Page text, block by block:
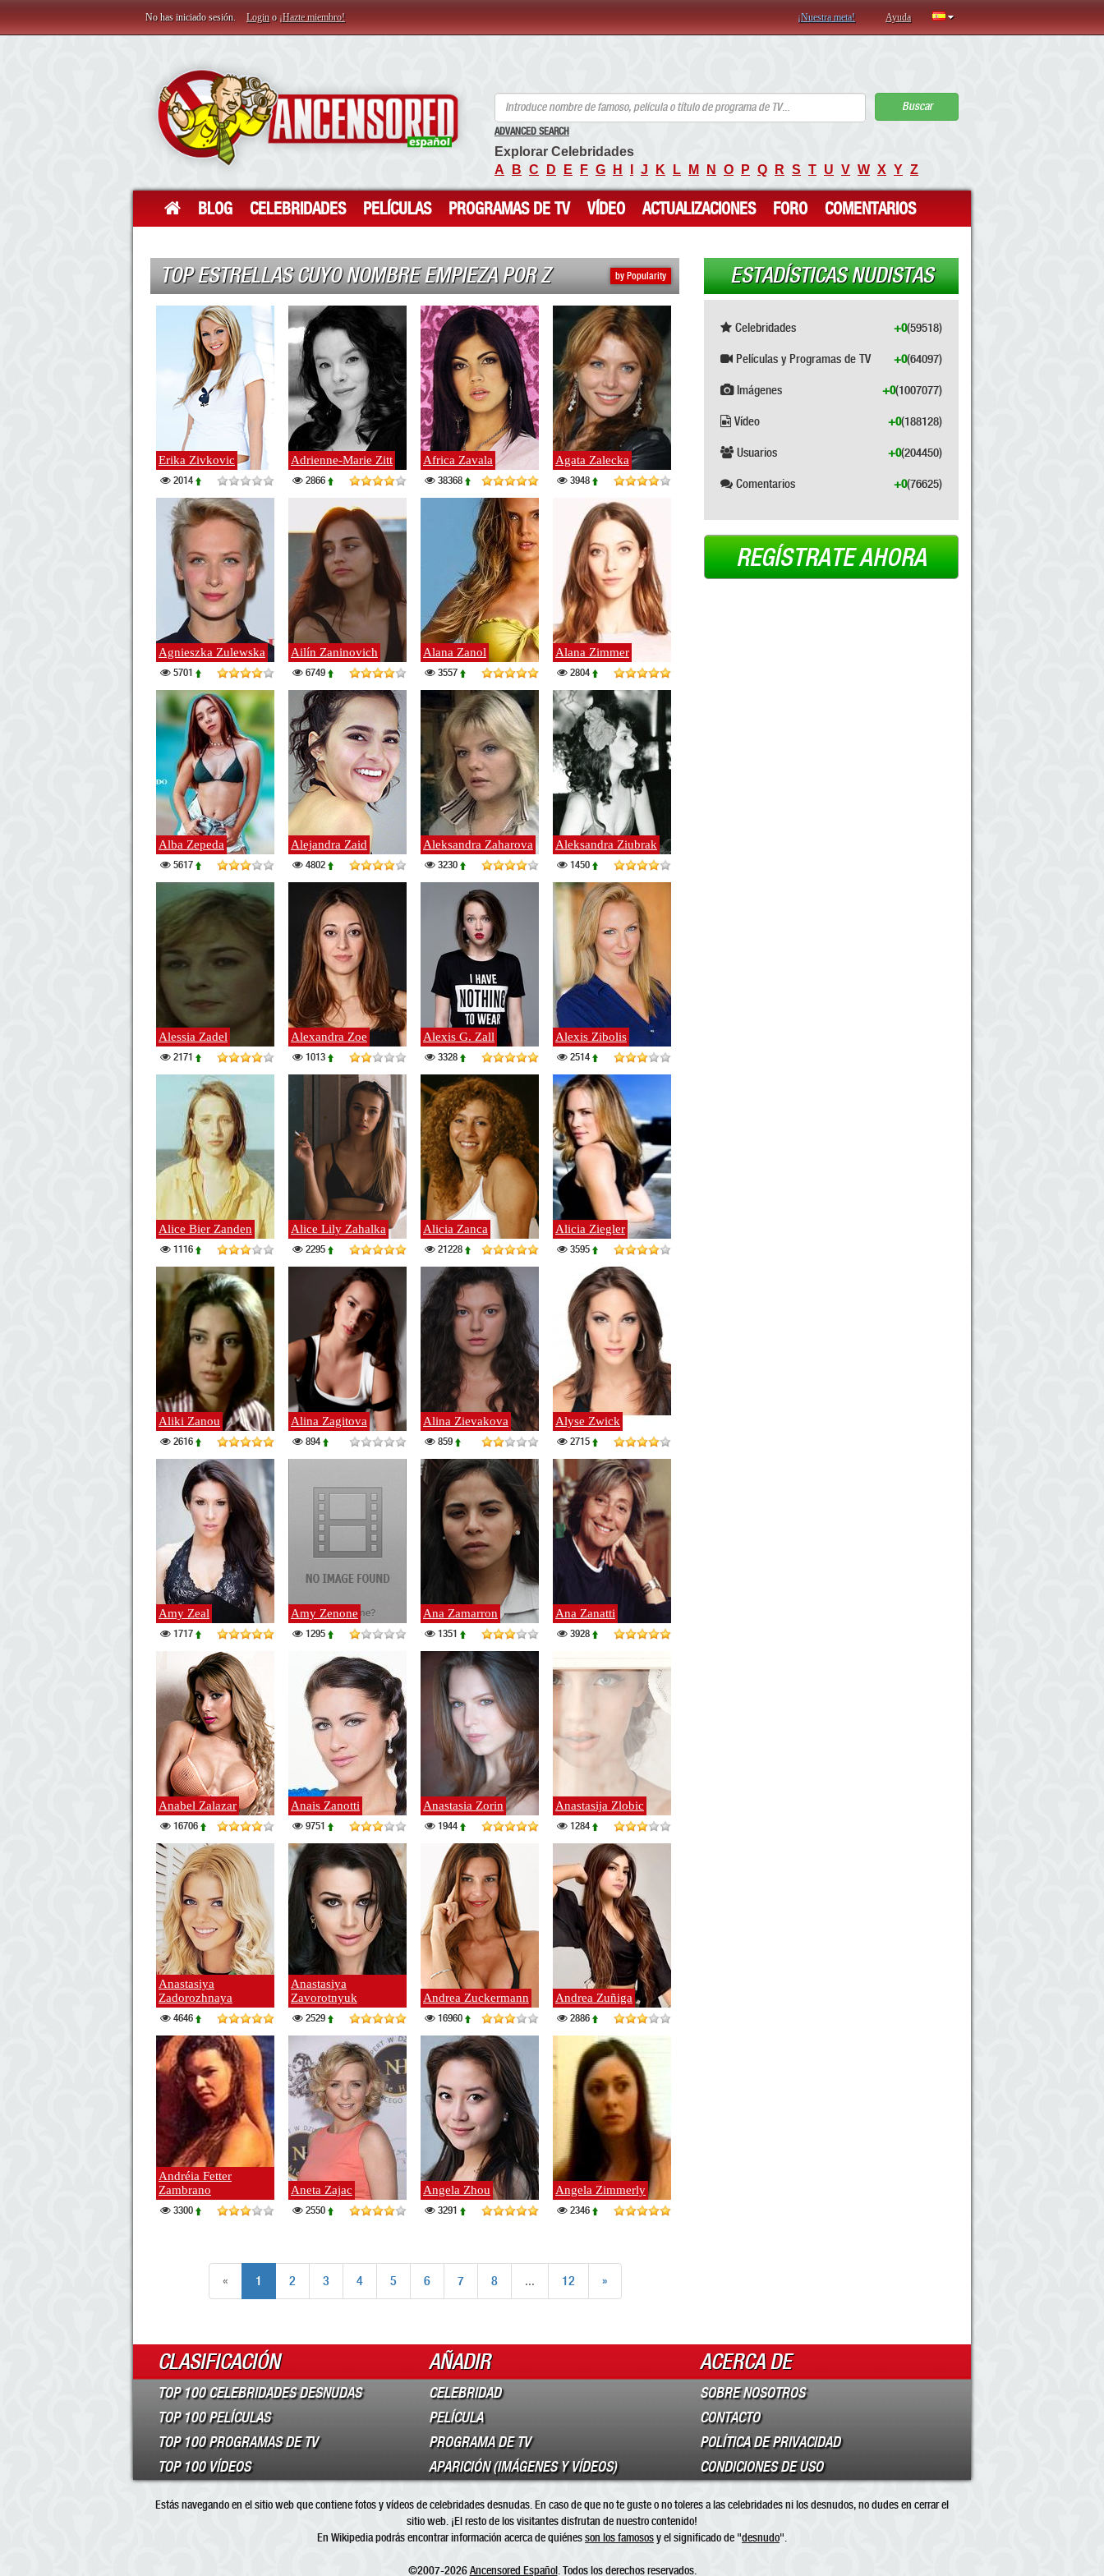
No has iniciado sesión. Login o ¡Hazte miembro! ¡Nuestra meta! Ayuda
Buscar
ADVANCED SEARCH
Explorar Celebridades
A
B C D E F G H J K L M N O P Q R S T U V W X Y Z
BLOG CELEBRIDADES PELÍCULAS PROGRAMAS DE TV VÍDEO ACTUALIZACIONES FORO COMENTARIOS
by Popularity
TOP ESTRELLAS CUYO NOMBRE EMPIEZA POR Z
Erika Zivkovic
2014
Adrienne-Marie Zitt
2866
Africa Zavala
38368
Agata Zalecka
3948
Agnieszka Zulewska
5701
Ailín Zaninovich
6749
Alana Zanol
3557
Alana Zimmer
2804
Alba Zepeda
5617
Alejandra Zaid
4802
Aleksandra Zaharova
3230
Aleksandra Ziubrak
1450
Alessia Zadel
2171
Alexandra Zoe
1013
Alexis G. Zall
3328
Alexis Zibolis
2514
Alice Bier Zanden
1116
Alice Lily Zahalka
2295
Alicia Zanca
21228
Alicia Ziegler
3595
Aliki Zanou
2616
Alina Zagitova
894
Alina Zievakova
859
Alyse Zwick
2715
Amy Zeal
1717
Amy Zenone
1295
Ana Zamarron
1351
Ana Zanatti
3928
Anabel Zalazar
16706
Anais Zanotti
9751
Anastasia Zorin
1944
Anastasija Zlobic
1284
Anastasiya
Zadorozhnaya
4646
Anastasiya
Zavorotnyuk
2529
Andrea Zuckermann
16960
Andrea Zuñiga
2886
Andréia Fetter
Zambrano
3300
Aneta Zajac
2550
Angela Zhou
3291
Angela Zimmerly
2346
« 1 2 3 4 5 6 7 8 ... 12 »
ESTADÍSTICAS NUDISTAS
Celebridades (59518)
+0
Películas y Programas de TV (64097)
+0
Imágenes (1007077)
+0
Vídeo (188128)
+0
Usuarios (204450)
+0
Comentarios (76625)
+0
REGÍSTRATE AHORA
CLASIFICACIÓN
TOP 100 CELEBRIDADES DESNUDAS
TOP 100 PELÍCULAS
TOP 100 PROGRAMAS DE TV
TOP 100 VÍDEOS
AÑADIR
CELEBRIDAD
PELÍCULA
PROGRAMA DE TV
APARICIÓN (IMÁGENES Y VÍDEOS)
ACERCA DE
SOBRE NOSOTROS
CONTACTO
POLÍTICA DE PRIVACIDAD
CONDICIONES DE USO
Estás navegando en el sitio web que contiene fotos y vídeos de celebridades desnudas. En caso de que no te guste o no toleres a las celebridades ni los desnudos, no dudes en cerrar el
sitio web. ¡El resto de los visitantes disfrutan de nuestro contenido!
En Wikipedia podrás encontrar información acerca de quiénesson los famososy el significado de "desnudo".
©2007-2026Ancensored Español. Todos los derechos reservados.